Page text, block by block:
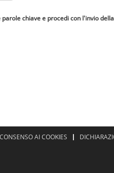
chiave e procedi con l'invio
AI COOKIES